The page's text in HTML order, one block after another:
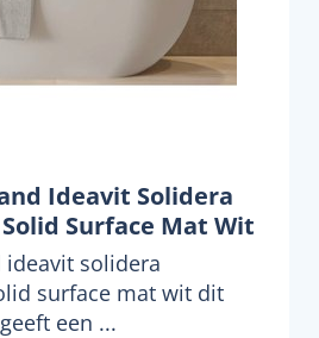
Ideavit Solidera
Surface Mat Wit
solidera
surface mat wit dit
een ...